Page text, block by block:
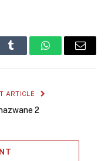
Tumblr WhatsAppEmail
ARTICLE
2